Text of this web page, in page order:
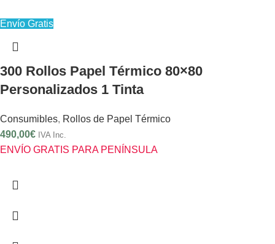
Envío Gratis
300 Rollos Papel Térmico 80×80
Personalizados 1 Tinta
Consumibles, Rollos de Papel Térmico
490,00€ IVA Inc.
ENVÍO GRATIS PARA PENÍNSULA